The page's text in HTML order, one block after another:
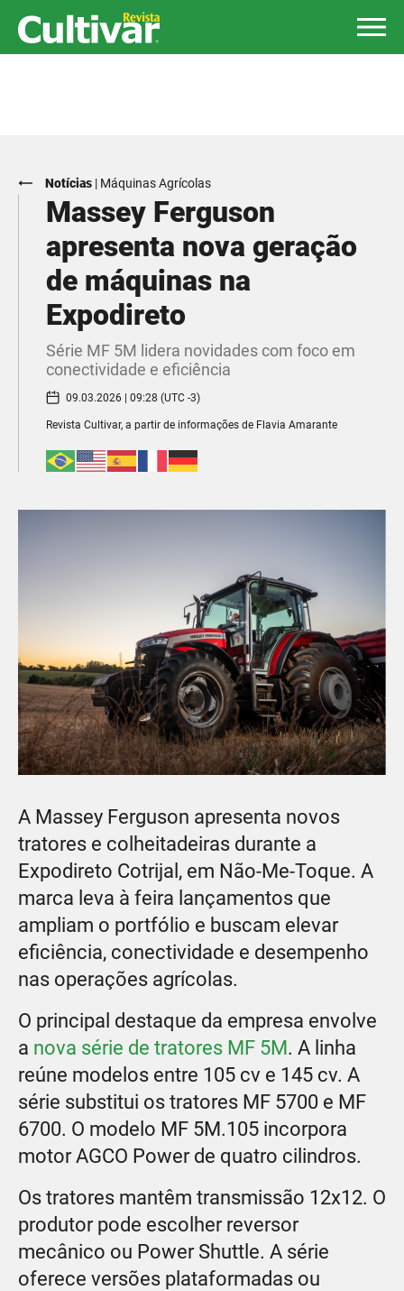
Notícias | Máquinas Agrícolas
Massey Ferguson
apresenta nova geração
de máquinas na
Expodireto
Série MF 5M lidera novidades com foco em
conectividade e eficiência
09.03.2026 | 09:28 (UTC -3)
Revista Cultivar, a partir de informações de Flavia Amarante
A Massey Ferguson apresenta novos
tratores e colheitadeiras durante a
Expodireto Cotrijal, em Não-Me-Toque. A
marca leva à feira lançamentos que
ampliam o portfólio e buscam elevar
eficiência, conectividade e desempenho
nas operações agrícolas.
O principal destaque da empresa envolve
a nova série de tratores MF 5M. A linha
reúne modelos entre 105 cv e 145 cv. A
série substitui os tratores MF 5700 e MF
6700. O modelo MF 5M.105 incorpora
motor AGCO Power de quatro cilindros.
Os tratores mantêm transmissão 12x12. O
produtor pode escolher reversor
mecânico ou Power Shuttle. A série
oferece versões plataformadas ou